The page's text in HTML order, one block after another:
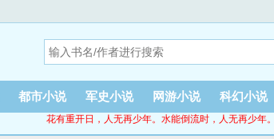
都市小说 军史小说 网游小说 科幻小说
花有重开日，人无再少年。水能倒流时，人无再少年